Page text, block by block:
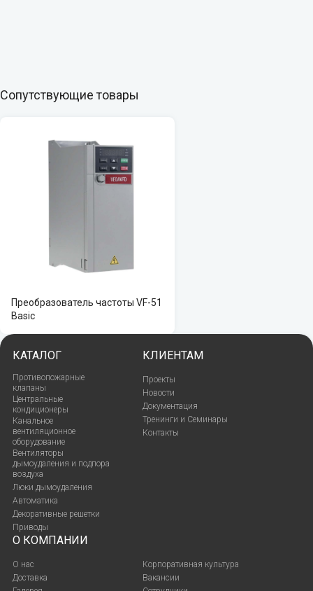
Сопутствующие товары
Преобразователь частоты VF-51
Basic
КАТАЛОГ
Противопожарные
клапаны
Центральные
кондиционеры
Канальное
вентиляционное
оборудование
Вентиляторы
дымоудаления и подпора
воздуха
Люки дымоудаления
Автоматика
Декоративные решетки
Приводы
КЛИЕНТАМ
Проекты
Новости
Документация
Тренинги и Семинары
Контакты
О КОМПАНИИ
О нас
Доставка
Корпоративная культура
Вакансии